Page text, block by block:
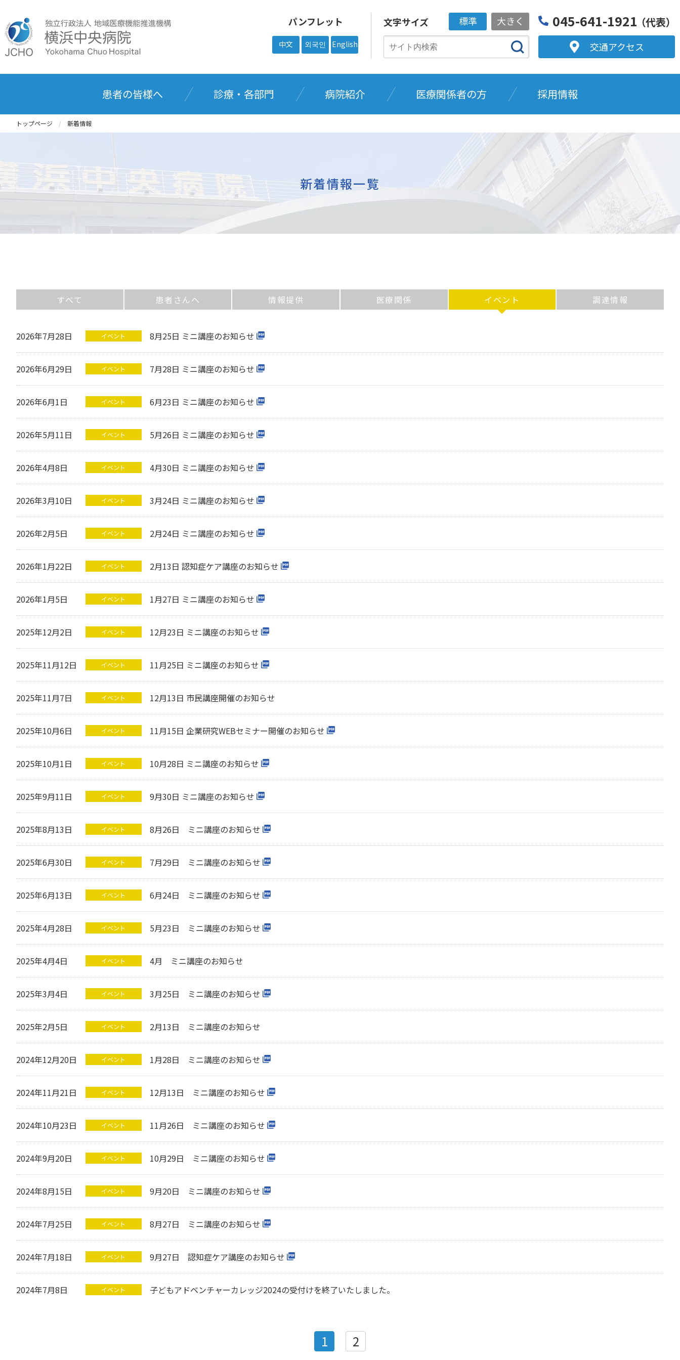
パンフレット
中文 외국인 English
文字サイズ 標準 大きく 045-641-1921 （代表）
交通アクセス
患者の皆様へ 診療・各部門 病院紹介 医療関係者の方 採用情報
トップページ 新着情報
新着情報一覧
すべて 患者さんへ 情報提供 医療関係 イベント 調達情報
2026年7月28日 イベント 8月25日 ミニ講座のお知らせ
2026年6月29日 イベント 7月28日 ミニ講座のお知らせ
2026年6月1日 イベント 6月23日 ミニ講座のお知らせ
2026年5月11日 イベント 5月26日 ミニ講座のお知らせ
2026年4月8日 イベント 4月30日 ミニ講座のお知らせ
2026年3月10日 イベント 3月24日 ミニ講座のお知らせ
2026年2月5日 イベント 2月24日 ミニ講座のお知らせ
2026年1月22日 イベント 2月13日 認知症ケア講座のお知らせ
2026年1月5日 イベント 1月27日 ミニ講座のお知らせ
2025年12月2日 イベント 12月23日 ミニ講座のお知らせ
2025年11月12日 イベント 11月25日 ミニ講座のお知らせ
2025年11月7日 イベント 12月13日 市民講座開催のお知らせ
2025年10月6日 イベント 11月15日 企業研究WEBセミナー開催のお知らせ
2025年10月1日 イベント 10月28日 ミニ講座のお知らせ
2025年9月11日 イベント 9月30日 ミニ講座のお知らせ
2025年8月13日 イベント 8月26日 ミニ講座のお知らせ
2025年6月30日 イベント 7月29日 ミニ講座のお知らせ
2025年6月13日 イベント 6月24日 ミニ講座のお知らせ
2025年4月28日 イベント 5月23日 ミニ講座のお知らせ
2025年4月4日 イベント 4月 ミニ講座のお知らせ
2025年3月4日 イベント 3月25日 ミニ講座のお知らせ
2025年2月5日 イベント 2月13日 ミニ講座のお知らせ
2024年12月20日 イベント 1月28日 ミニ講座のお知らせ
2024年11月21日 イベント 12月13日 ミニ講座のお知らせ
2024年10月23日 イベント 11月26日 ミニ講座のお知らせ
2024年9月20日 イベント 10月29日 ミニ講座のお知らせ
2024年8月15日 イベント 9月20日 ミニ講座のお知らせ
2024年7月25日 イベント 8月27日 ミニ講座のお知らせ
2024年7月18日 イベント 9月27日 認知症ケア講座のお知らせ
2024年7月8日 イベント 子どもアドベンチャーカレッジ2024の受付けを終了いたしました。
1 2